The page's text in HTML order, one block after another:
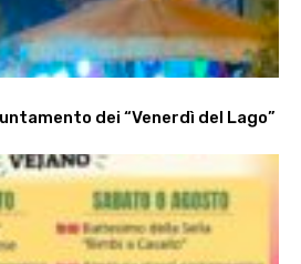
dei “Venerdì del Lago”